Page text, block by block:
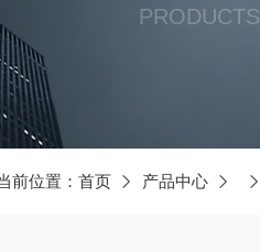
前位置： 首页 产品中心